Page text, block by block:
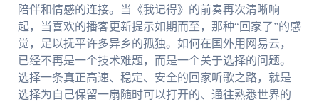
陪伴和情感的连接。当《我记得》的前奏再次清晰响
起，当喜欢的播客更新提示如期而至，那种“回家了”的感
觉，足以抚平许多异乡的孤独。如何在国外用网易云，
已经不再是一个技术难题，而是一个关于选择的问题。
选择一条真正高速、稳定、安全的回家听歌之路，就是
选择为自己保留一扇随时可以打开的、通往熟悉世界的